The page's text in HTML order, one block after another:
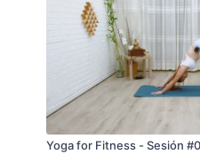
Yoga for Fitness - Sesión